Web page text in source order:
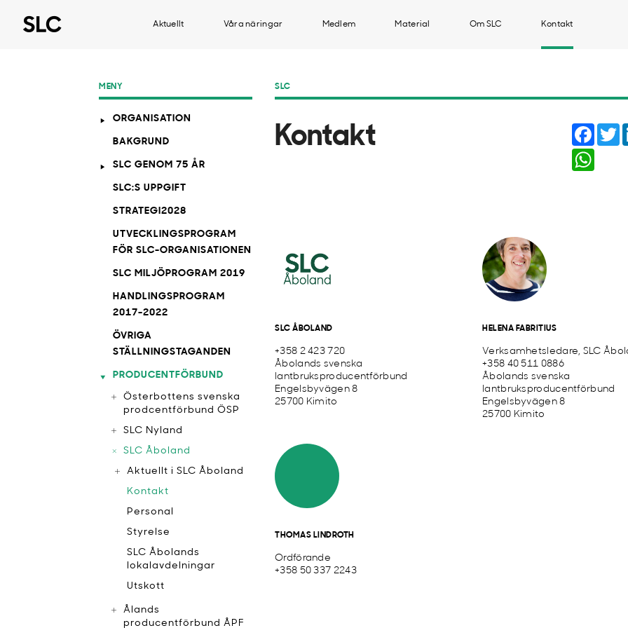
Aktuellt Våra näringar Medlem Material Om SLC Kontakt
SLC
Kontakt
SLC ÅBOLAND
+358 2 423 720
Åbolands svenska
lantbruksproducentförbund
Engelsbyvägen 8
25700 Kimito
HELENA FABRITIUS
Verksamhetsledare, SLC
+358 40 511 0886
Åbolands svenska
lantbruksproducentförbund
Engelsbyvägen 8
25700 Kimito
THOMAS LINDROTH
Ordförande
+358 50 337 2243
MENY
ORGANISATION
BAKGRUND
SLC GENOM 75 ÅR
SLC:S UPPGIFT
STRATEGI2028
UTVECKLINGSPROGRAM
FÖR SLC-ORGANISATIONEN
SLC MILJÖPROGRAM 2019
HANDLINGSPROGRAM
2017-2022
ÖVRIGA
STÄLLNINGSTAGANDEN
PRODUCENTFÖRBUND
Österbottens svenska
prodcentförbund ÖSP
SLC Nyland
SLC Åboland
Aktuellt i SLC Åboland
Kontakt
Personal
Styrelse
SLC Åbolands
lokalavdelningar
Utskott
Ålands
producentförbund ÅPF